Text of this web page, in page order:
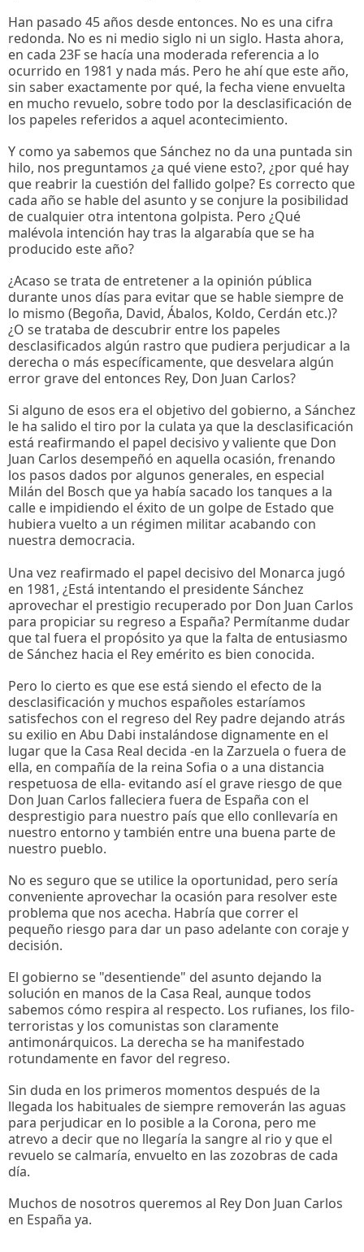
Han pasado 45 años desde entonces. No es una cifra
redonda. No es ni medio siglo ni un siglo. Hasta ahora,
en cada 23F se hacía una moderada referencia a lo
ocurrido en 1981 y nada más. Pero he ahí que este año,
sin saber exactamente por qué, la fecha viene envuelta
en mucho revuelo, sobre todo por la desclasificación de
los papeles referidos a aquel acontecimiento.
Y como ya sabemos que Sánchez no da una puntada sin
hilo, nos preguntamos ¿a qué viene esto?, ¿por qué hay
que reabrir la cuestión del fallido golpe? Es correcto que
cada año se hable del asunto y se conjure la posibilidad
de cualquier otra intentona golpista. Pero ¿Qué
malévola intención hay tras la algarabía que se ha
producido este año?
¿Acaso se trata de entretener a la opinión pública
durante unos días para evitar que se hable siempre de
lo mismo (Begoña, David, Ábalos, Koldo, Cerdán etc.)?
¿O se trataba de descubrir entre los papeles
desclasificados algún rastro que pudiera perjudicar a la
derecha o más específicamente, que desvelara algún
error grave del entonces Rey, Don Juan Carlos?
Si alguno de esos era el objetivo del gobierno, a Sánchez
le ha salido el tiro por la culata ya que la desclasificación
está reafirmando el papel decisivo y valiente que Don
Juan Carlos desempeñó en aquella ocasión, frenando
los pasos dados por algunos generales, en especial
Milán del Bosch que ya había sacado los tanques a la
calle e impidiendo el éxito de un golpe de Estado que
hubiera vuelto a un régimen militar acabando con
nuestra democracia.
Una vez reafirmado el papel decisivo del Monarca jugó
en 1981, ¿Está intentando el presidente Sánchez
aprovechar el prestigio recuperado por Don Juan Carlos
para propiciar su regreso a España? Permítanme dudar
que tal fuera el propósito ya que la falta de entusiasmo
de Sánchez hacia el Rey emérito es bien conocida.
Pero lo cierto es que ese está siendo el efecto de la
desclasificación y muchos españoles estaríamos
satisfechos con el regreso del Rey padre dejando atrás
su exilio en Abu Dabi instalándose dignamente en el
lugar que la Casa Real decida -en la Zarzuela o fuera de
ella, en compañía de la reina Sofia o a una distancia
respetuosa de ella- evitando así el grave riesgo de que
Don Juan Carlos falleciera fuera de España con el
desprestigio para nuestro país que ello conllevaría en
nuestro entorno y también entre una buena parte de
nuestro pueblo.
No es seguro que se utilice la oportunidad, pero sería
conveniente aprovechar la ocasión para resolver este
problema que nos acecha. Habría que correr el
pequeño riesgo para dar un paso adelante con coraje y
decisión.
El gobierno se "desentiende" del asunto dejando la
solución en manos de la Casa Real, aunque todos
sabemos cómo respira al respecto. Los rufianes, los filo-
terroristas y los comunistas son claramente
antimonárquicos. La derecha se ha manifestado
rotundamente en favor del regreso.
Sin duda en los primeros momentos después de la
llegada los habituales de siempre removerán las aguas
para perjudicar en lo posible a la Corona, pero me
atrevo a decir que no llegaría la sangre al rio y que el
revuelo se calmaría, envuelto en las zozobras de cada
día.
Muchos de nosotros queremos al Rey Don Juan Carlos
en España ya.